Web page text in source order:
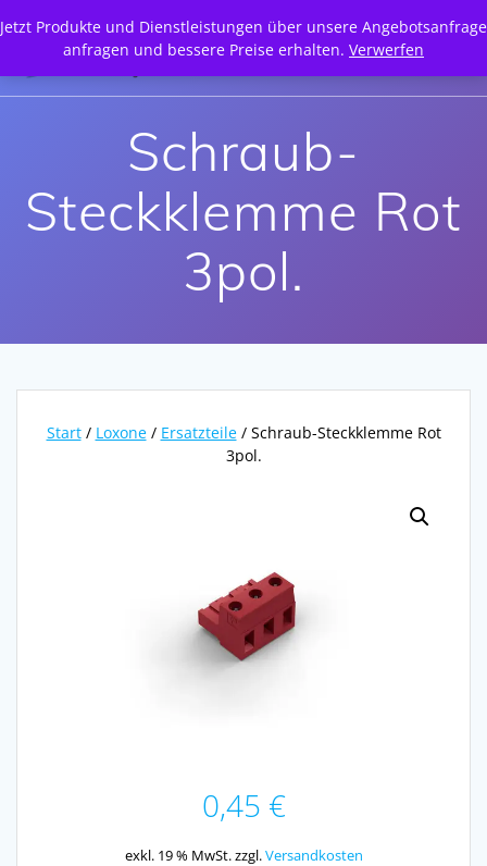
Jetzt Produkte und Dienstleistungen über unsere Angebotsanfrage
anfragen und bessere Preise erhalten. Verwerfen
Inhalt
springen
Schraub-
Steckklemme Rot
3pol.
Start/ Loxone/ Ersatzteile/ Schraub-Steckklemme Rot
3pol.
0,45 €
exkl. 19 % MwSt. zzgl.Versandkosten